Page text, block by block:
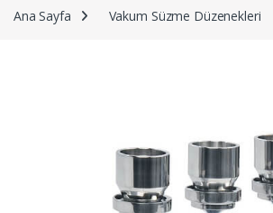
Ana Sayfa Vakum Süzme Düzenekleri